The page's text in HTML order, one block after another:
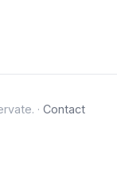
· Contact